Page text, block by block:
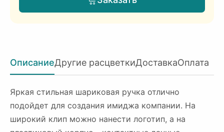
ОписаниеДругие расцветкиДоставкаОплата
Яркая стильная шариковая ручка отлично
подойдет для создания имиджа компании. На
широкий клип можно нанести логотип, а на